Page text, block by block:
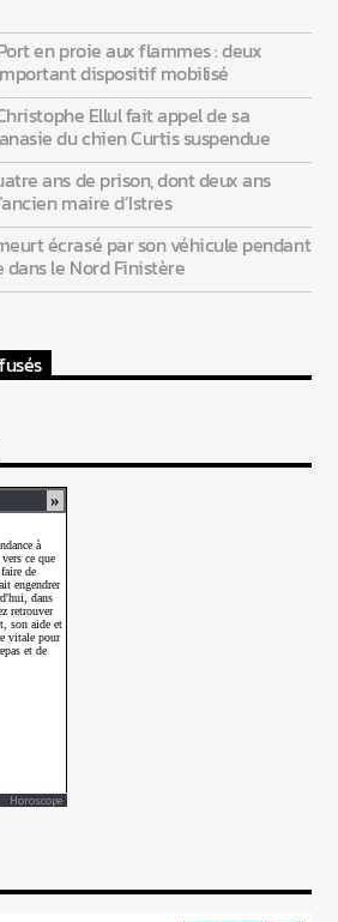
en proie aux flammes : deux
dispositif mobilisé
Ellul fait appel de sa
du chien Curtis suspendue
ans de prison, dont deux ans
maire d’Istres
écrasé par son véhicule pendant
le Nord Finistère
Horoscope